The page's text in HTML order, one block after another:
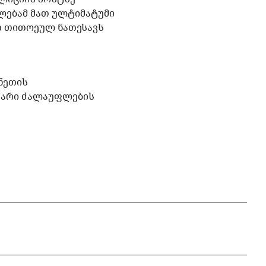
მათ ულტიმატუმი
თითოეულ ნათესავს
ძალაუფლების